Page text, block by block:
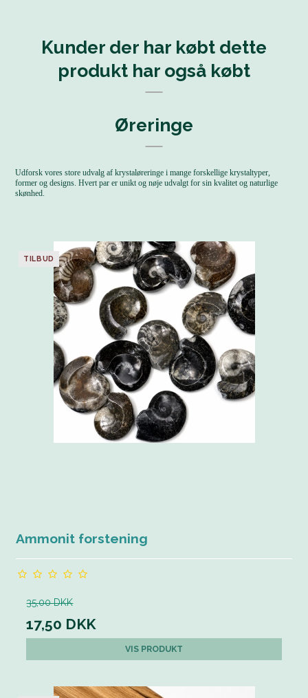
Kunder der har købt dette
produkt har også købt
Øreringe
Udforsk vores store udvalg af krystaløreringe i mange forskellige krystaltyper,
former og designs. Hvert par er unikt og nøje udvalgt for sin kvalitet og naturlige
skønhed.
TILBUD
Ammonit forstening
35,00 DKK
17,50 DKK
VIS PRODUKT